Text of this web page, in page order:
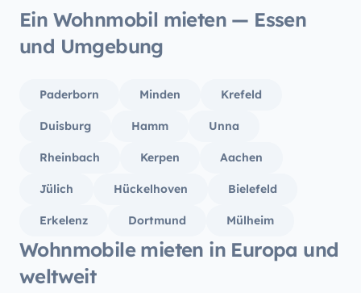
Ein Wohnmobil mieten — Essen
und Umgebung
Paderborn Minden Krefeld
Duisburg Hamm Unna
Rheinbach Kerpen Aachen
Jülich Hückelhoven Bielefeld
Erkelenz Dortmund Mülheim
Wohnmobile mieten in Europa und
weltweit